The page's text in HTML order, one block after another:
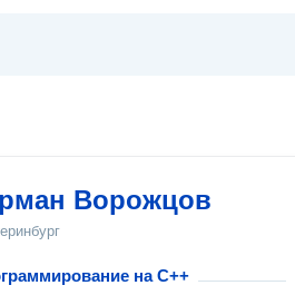
Ворожцов
на C++